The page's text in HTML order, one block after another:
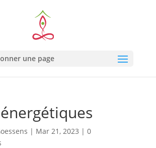
une page
| Mar 21, 2023 | 0